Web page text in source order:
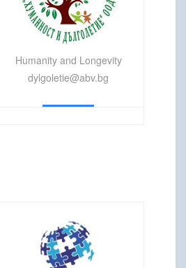
Humanity and Longevity
dylgoletie@abv.bg